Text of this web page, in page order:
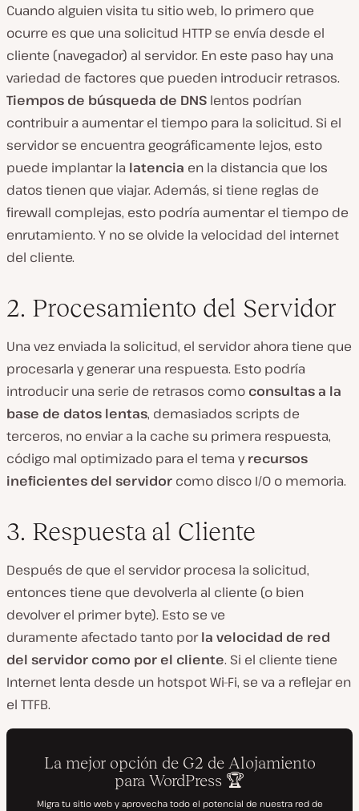
Cuando alguien visita tu sitio web, lo primero que
ocurre es que una solicitud HTTP se envía desde el
cliente (navegador) al servidor. En este paso hay una
variedad de factores que pueden introducir retrasos.
Tiempos de búsqueda de DNS lentos podrían
contribuir a aumentar el tiempo para la solicitud. Si el
servidor se encuentra geográficamente lejos, esto
puede implantar la latencia en la distancia que los
datos tienen que viajar. Además, si tiene reglas de
firewall complejas, esto podría aumentar el tiempo de
enrutamiento. Y no se olvide la velocidad del internet
del cliente.
2. Procesamiento del Servidor
Una vez enviada la solicitud, el servidor ahora tiene que
procesarla y generar una respuesta. Esto podría
introducir una serie de retrasos como consultas a la
base de datos lentas, demasiados scripts de
terceros, no enviar a la cache su primera respuesta,
código mal optimizado para el tema yrecursos
ineficientes del servidor como disco I/O o memoria.
3. Respuesta al Cliente
Después de que el servidor procesa la solicitud,
entonces tiene que devolverla al cliente (o bien
devolver el primer byte). Esto se ve
duramente afectado tanto porla velocidad de red
del servidor como por el cliente. Si el cliente tiene
Internet lenta desde un hotspot Wi-Fi, se va a reflejar en
el TTFB.